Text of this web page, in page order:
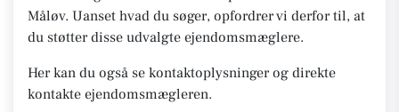
Måløv. Uanset hvad du søger, opfordrer vi derfor til, at
du støtter disse udvalgte ejendomsmæglere.
Her kan du også se kontaktoplysninger og direkte
kontakte ejendomsmægleren.